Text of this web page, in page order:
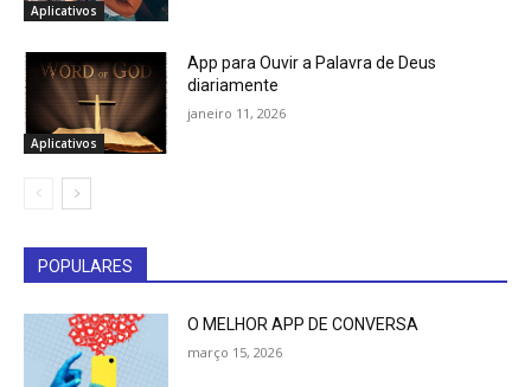
Aplicativos
Aplicativos
App para Ouvir a Palavra de Deus
diariamente
janeiro 11, 2026
POPULARES
O MELHOR APP DE CONVERSA
março 15, 2026